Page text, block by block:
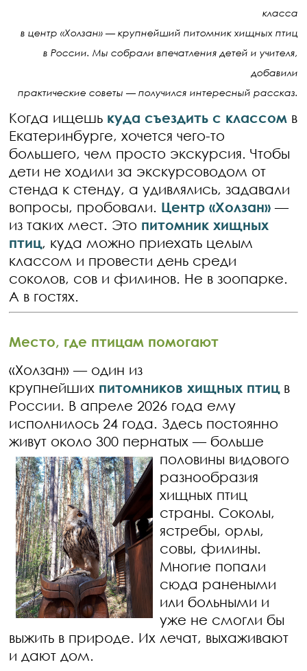
класса
в центр «Холзан» — крупнейший питомник хищных птиц
в России. Мы собрали впечатления детей и учителя,
добавили
практические советы — получился интересный рассказ.
Когда ищешь куда съездить с классом в
Екатеринбурге, хочется чего-то
большего, чем просто экскурсия. Чтобы
дети не ходили за экскурсоводом от
стенда к стенду, а удивлялись, задавали
вопросы, пробовали. Центр «Холзан» —
из таких мест. Это питомник хищных
птиц, куда можно приехать целым
классом и провести день среди
соколов, сов и филинов. Не в зоопарке.
А в гостях.
Место, где птицам помогают
«Холзан» — один из
крупнейших питомников хищных птицв
России. В апреле 2026 года ему
исполнилось 24 года. Здесь постоянно
живут около 300 пернатых — больше
половины видового
разнообразия
хищных птиц
страны. Соколы,
ястребы, орлы,
совы, филины.
Многие попали
сюда ранеными
или больными и
уже не смогли бы
выжить в природе. Их лечат, выхаживают
и дают дом.